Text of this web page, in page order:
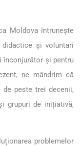
Moldova întrunește
și voluntari
înconjurător și pentru
ne mândrim că
de peste trei decenii,
grupuri de inițiativă,
problemelor